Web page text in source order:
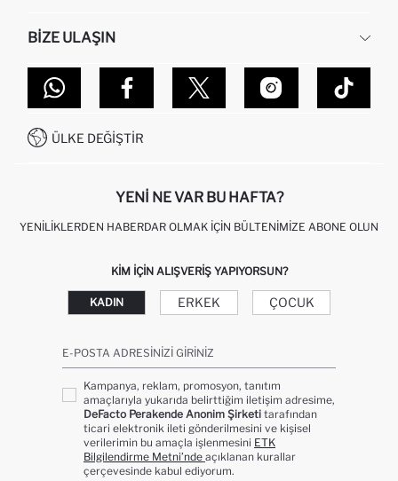
KURUMSAL SATIŞ
DEFACTO TEKNOLOJI
SITEMAP
SIPARIŞIMI NASIL TAKIP EDERIM?
NASIL İADE EDERIM?
GIFT CLUB SIKÇA SORULAN SORULAR
İŞLEM REHBERI
KAMPANYALAR
BIZE ULAŞIN
MAĞAZALARIMIZ
İLETIŞIM FORMU
0850 333 22 86
ÜLKE DEĞIŞTIR
YENI NE VAR BU HAFTA?
YENILIKLERDEN HABERDAR OLMAK İÇIN BÜLTENIMIZE ABONE OLUN
KIM IÇIN ALIŞVERIŞ YAPIYORSUN?
KADIN ERKEK ÇOCUK
E-POSTA ADRESINIZI GIRINIZ
Kampanya, reklam, promosyon, tanıtım
amaçlarıyla yukarıda belirttiğim iletişim adresime,
DeFacto Perakende Anonim Şirketi tarafından
ticari elektronik ileti gönderilmesini ve kişisel
verilerimin bu amaçla işlenmesini ETK
Bilgilendirme Metni’nde açıklanan kurallar
çerçevesinde kabul ediyorum.